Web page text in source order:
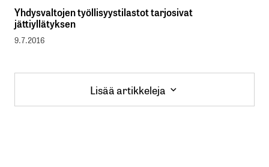
Yhdysvaltojen työllisyystilastot tarjosivat
jättiyllätyksen
9.7.2016
Lisää artikkeleja
Lisää artikkeleja